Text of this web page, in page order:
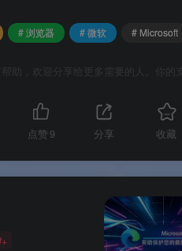
Play 商店一键加入 Beta
验证 MDM 策略和 Intune 管理
# 浏览器 # 微软 # Microsoft
助，欢迎分享给更多需要的人。你的
点赞 9 分享 收藏